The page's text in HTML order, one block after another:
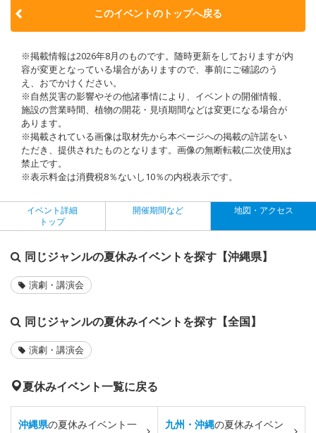
このイベントのトップへ戻る
※掲載情報は2026年8月のものです。随時更新をしておりますが内
容が変更となっている場合がありますので、事前にご確認のう
え、おでかけください。
※自然災害の影響やその他諸事情により、イベントの開催情報、
施設の営業時間、植物の開花・見頃期間などは変更になる場合が
あります。
※掲載されている画像は取材先から本ページへの掲載の許諾をい
ただき、提供されたものとなります。画像の無断転載(二次使用)は
禁止です。
※表示料金は消費税8％ないし10％の内税表示です。
イベント詳細
トップ
開催期間など 地図・アクセス
同じジャンルの夏休みイベントを探す【沖縄県】
演劇・講演会
同じジャンルの夏休みイベントを探す【全国】
演劇・講演会
夏休みイベント一覧に戻る
沖縄県の夏休みイベント一
九州・沖縄の夏休みイベン